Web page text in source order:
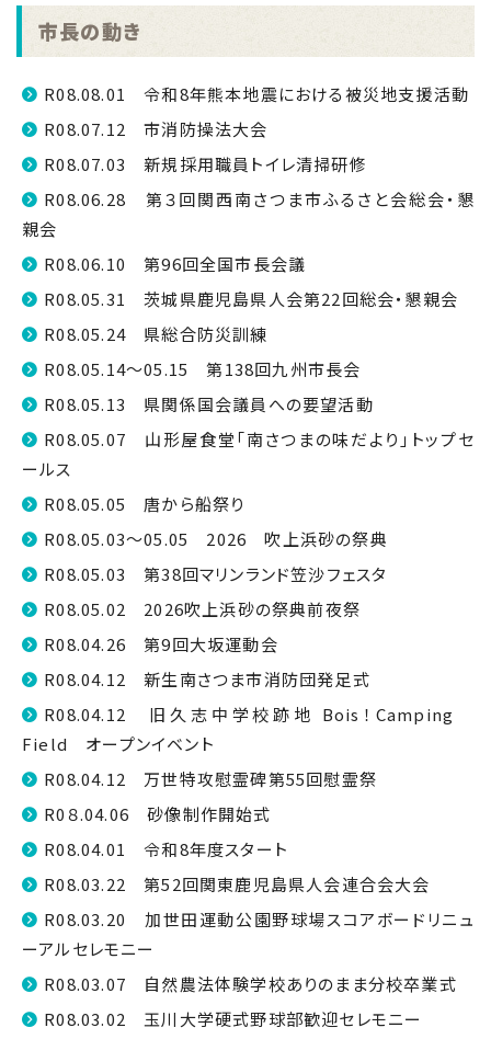
市長の動き
R08.08.01 令和8年熊本地震における被災地支援活動
R08.07.12 市消防操法大会
R08.07.03 新規採用職員トイレ清掃研修
R08.06.28 第３回関西南さつま市ふるさと会総会・懇
親会
R08.06.10 第96回全国市長会議
R08.05.31 茨城県鹿児島県人会第22回総会・懇親会
R08.05.24 県総合防災訓練
R08.05.14～05.15 第138回九州市長会
R08.05.13 県関係国会議員への要望活動
R08.05.07 山形屋食堂「南さつまの味だより」トップセ
ールス
R08.05.05 唐から船祭り
R08.05.03～05.05 2026 吹上浜砂の祭典
R08.05.03 第38回マリンランド笠沙フェスタ
R08.05.02 2026吹上浜砂の祭典前夜祭
R08.04.26 第9回大坂運動会
R08.04.12 新生南さつま市消防団発足式
R08.04.12 旧久志中学校跡地 Bois！Camping
Field オープンイベント
R08.04.12 万世特攻慰霊碑第55回慰霊祭
R0８.04.06 砂像制作開始式
R08.04.01 令和8年度スタート
R08.03.22 第52回関東鹿児島県人会連合会大会
R08.03.20 加世田運動公園野球場スコアボードリニュ
ーアルセレモニー
R08.03.07 自然農法体験学校ありのまま分校卒業式
R08.03.02 玉川大学硬式野球部歓迎セレモニー